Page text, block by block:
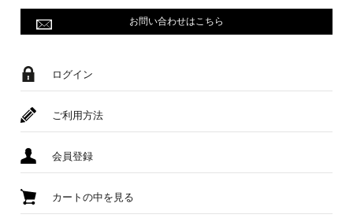
お問い合わせはこちら
ログイン
ご利用方法
会員登録
カートの中を見る